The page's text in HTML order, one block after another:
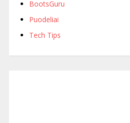
BootsGuru
Puodeliai
Tech Tips